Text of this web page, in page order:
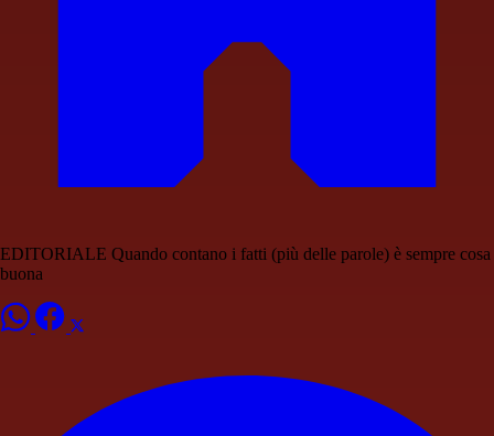
EDITORIALE Quando contano i fatti (più delle parole) è sempre cosa
buona